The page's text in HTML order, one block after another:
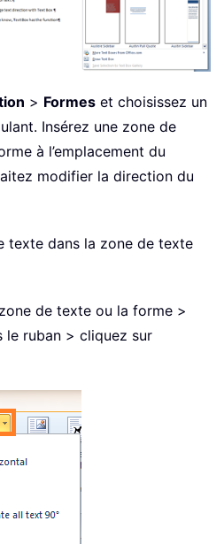
> Formes et choisissez un
Insérez une zone de
à l’emplacement du
modifier la direction du
texte dans la zone de texte
de texte ou la forme >
le ruban > cliquez sur